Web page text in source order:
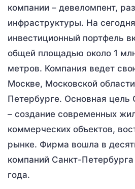
компании – девеломпент,
инфраструктуры. На
инвестиционный портфель
общей площадью около 1
метров. Компания ведет
Москве, Московской
Петербурге. Основная цель
– создание современных
коммерческих объектов,
рынке. Фирма вошла в
компаний Санкт-Петербурга
года.